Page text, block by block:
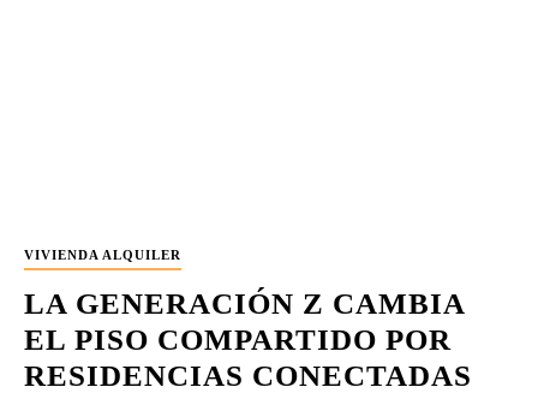
VIVIENDA ALQUILER
LA GENERACIÓN Z CAMBIA
EL PISO COMPARTIDO POR
RESIDENCIAS CONECTADAS